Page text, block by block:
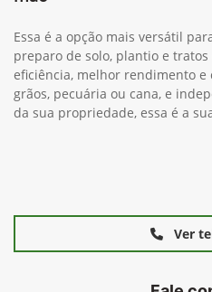
Essa é a opção mais versátil
preparo de solo, plantio e
eficiência, melhor rendimento e
grãos, pecuária ou cana, e
da sua propriedade, essa é a
Ver